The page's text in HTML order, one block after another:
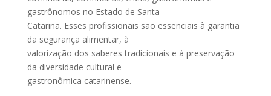
gastrônomos no Estado de Santa
Catarina. Esses profissionais são essenciais à garantia
da segurança alimentar, à
valorização dos saberes tradicionais e à preservação
da diversidade cultural e
gastronômica catarinense.